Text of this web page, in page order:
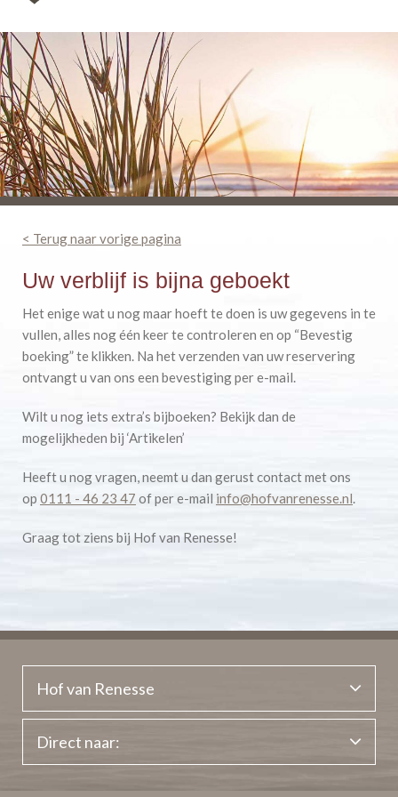
< Terug naar vorige pagina
Uw verblijf is bijna geboekt
Het enige wat u nog maar hoeft te doen is uw gegevens in te
vullen, alles nog één keer te controleren en op “Bevestig
boeking” te klikken. Na het verzenden van uw reservering
ontvangt u van ons een bevestiging per e-mail.
Wilt u nog iets extra’s bijboeken? Bekijk dan de
mogelijkheden bij ‘Artikelen’
Heeft u nog vragen, neemt u dan gerust contact met ons
op 0111 - 46 23 47 of per e-mail info@hofvanrenesse.nl.
Graag tot ziens bij Hof van Renesse!
Hof van Renesse
Direct naar: